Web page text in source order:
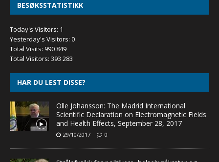
BESØKSSTATISTIKK
Today's Visitors: 1
Yesterday's Visitors: 0
Total Visits: 990 849
Total Visitors: 393 283
HAR DU LEST DISSE?
Olle Johansson: The Madrid International
Scientific Declaration on Electromagnetic Fields
and Health Effects, September 28, 2017
29/10/2017 0